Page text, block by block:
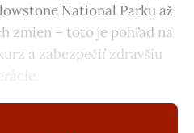
National Parku až
zmien – toto je pohľad na
a zabezpečiť zdravšiu